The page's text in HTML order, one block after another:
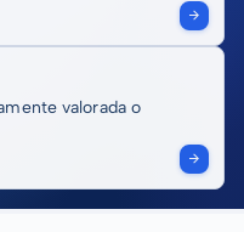
valorada o